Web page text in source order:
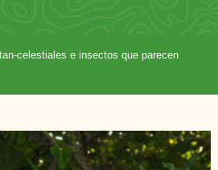
celestiales e insectos que parecen